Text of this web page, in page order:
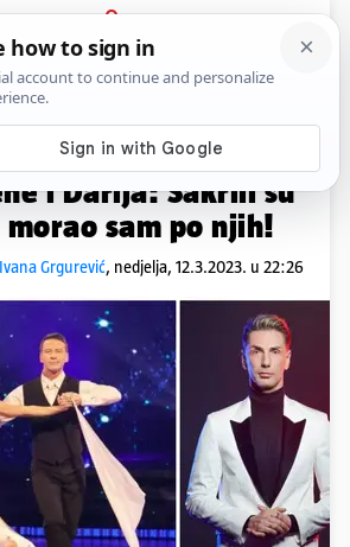
PRIJAVA
Show Komentari
studio nakon
i Darija: Sakrili su
sam po njih!
Ivana Grgurević, nedjelja, 12.3.2023. u 22:26